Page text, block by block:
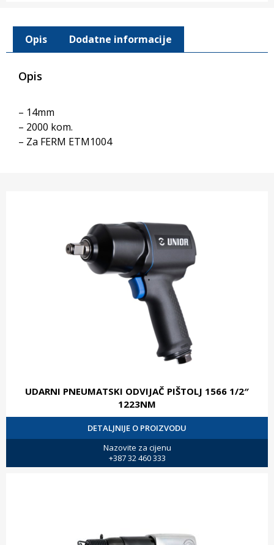
Opis Dodatne informacije
Opis
– 14mm
– 2000 kom.
– Za FERM ETM1004
UDARNI PNEUMATSKI ODVIJAČ PIŠTOLJ 1566 1/2″
1223NM
DETALJNIJE O PROIZVODU
Nazovite za cijenu
+387 32 460 333